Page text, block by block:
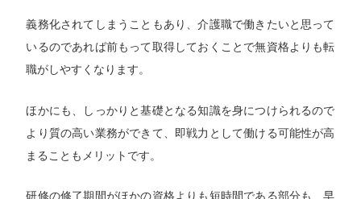
義務化されてしまうこともあり、介護職で働きたいと思って
いるのであれば前もって取得しておくことで無資格よりも転
職がしやすくなります。
ほかにも、しっかりと基礎となる知識を身につけられるので
より質の高い業務ができて、即戦力として働ける可能性が高
まることもメリットです。
研修の修了期間がほかの資格よりも短時間である部分も、早